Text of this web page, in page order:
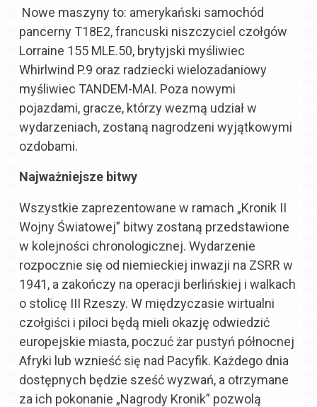
Nowe maszyny to: amerykański samochód
pancerny T18E2, francuski niszczyciel czołgów
Lorraine 155 MLE.50, brytyjski myśliwiec
Whirlwind P.9 oraz radziecki wielozadaniowy
myśliwiec TANDEM-MAI. Poza nowymi
pojazdami, gracze, którzy wezmą udział w
wydarzeniach, zostaną nagrodzeni wyjątkowymi
ozdobami.
Najważniejsze bitwy
Wszystkie zaprezentowane w ramach „Kronik II
Wojny Światowej” bitwy zostaną przedstawione
w kolejności chronologicznej. Wydarzenie
rozpocznie się od niemieckiej inwazji na ZSRR w
1941, a zakończy na operacji berlińskiej i walkach
o stolicę III Rzeszy. W międzyczasie wirtualni
czołgiści i piloci będą mieli okazję odwiedzić
europejskie miasta, poczuć żar pustyń północnej
Afryki lub wznieść się nad Pacyfik. Każdego dnia
dostępnych będzie sześć wyzwań, a otrzymane
za ich pokonanie „Nagrody Kronik” pozwolą